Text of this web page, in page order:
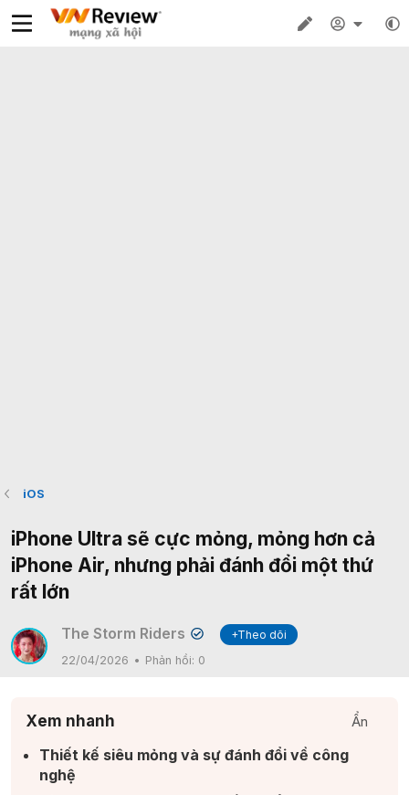
iOS
iPhone Ultra sẽ cực mỏng, mỏng hơn cả
iPhone Air, nhưng phải đánh đổi một thứ
rất lớn
The Storm Riders ✔
+Theo dõi
22/04/2026
Phản hồi: 0
Xem nhanh Ẩn
Thiết kế siêu mỏng và sự đánh đổi về công
nghệ​